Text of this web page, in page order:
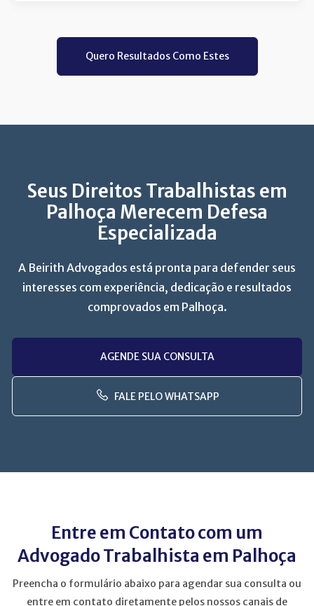
Quero Resultados Como Estes
Seus Direitos Trabalhistas em
Palhoça Merecem Defesa
Especializada
A Beirith Advogados está pronta para defender seus
interesses com experiência, dedicação e resultados
comprovados em Palhoça.
AGENDE SUA CONSULTA
FALE PELO WHATSAPP
Entre em Contato com um
Advogado Trabalhista em Palhoça
Preencha o formulário abaixo para agendar sua consulta ou
entre em contato diretamente pelos nossos canais de